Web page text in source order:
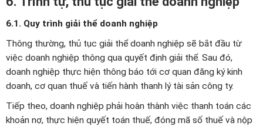
6.1. Quy trình giải thể doanh nghiệp
Thông thường, thủ tục giải thể doanh nghiệp sẽ bắt đầu từ
việc doanh nghiệp thông qua quyết định giải thể. Sau đó,
doanh nghiệp thực hiện thông báo tới cơ quan đăng ký kinh
doanh, cơ quan thuế và tiến hành thanh lý tài sản công ty.
Tiếp theo, doanh nghiệp phải hoàn thành việc thanh toán các
khoản nợ, thực hiện quyết toán thuế, đóng mã số thuế và nộp